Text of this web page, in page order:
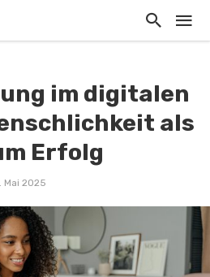
im digitalen
als
Erfolg
Mai 2025